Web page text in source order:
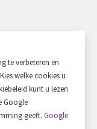
onze eigen
voor voertuig er
te verbeteren en
welke cookies u
kunt u lezen
Google
geeft. Google